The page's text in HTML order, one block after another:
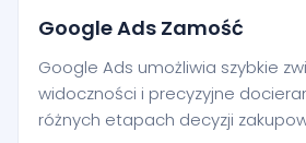
Google Ads Zamość
Google Ads umożliwia szybkie
widoczności i precyzyjne
różnych etapach decyzji